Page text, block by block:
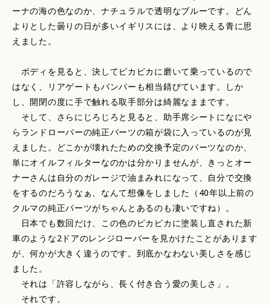
ーナの海の色なのか、ナチュラルで透明なブルーです。どん
よりとした曇りの日が多いイギリスには、より映える青に思
えました。
ボディを見ると、決してピカピカに磨いて乗っているので
はなく、リアゲートもバンパーも相当錆びています。しか
し、開閉の度に手で触れる取手部分は綺麗なままです。
そして、さらにじろじろと見ると、助手席シートになにや
らランドローバーの純正パーツの箱が袋に入っているのが見
えました。どこかが壊れたための交換予定のパーツなのか、
単にオイルフィルターなのかは分かりませんが、きっとオー
ナーさんは自分のガレージで油まみれになって、自分で交換
をするのだろうなぁ、なんて想像をしました（40年以上前の
クルマの純正パーツがちゃんとあるのも凄いですね）。
日本でも数回だけ、この色のピカピカに塗装し直された新
車のような2ドアのレンジローバーを見かけたことがあります
が、何かが大きく違うのです。到底かなわない美しさを感じ
ました。
それは「許容しながら、長く付き合う愛の美しさ」。
それです。